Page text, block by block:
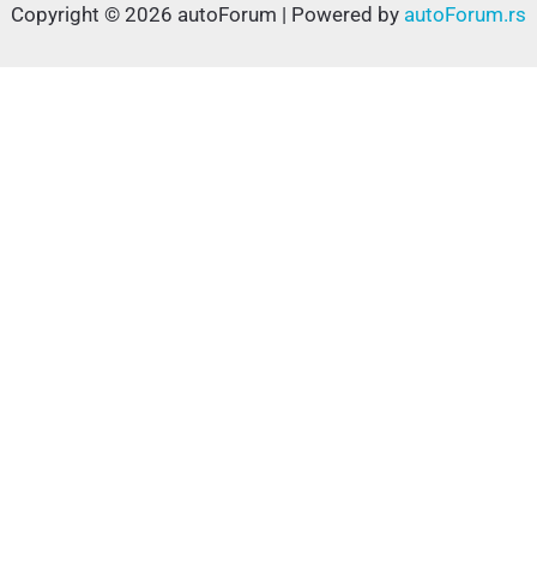
Copyright © 2026 autoForum | Powered by autoForum.rs